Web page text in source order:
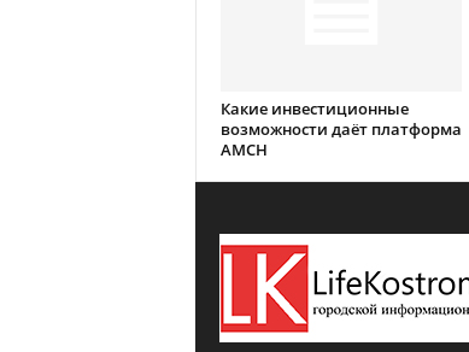
Какие инвестиционные
возможности даёт платформа
AMCH